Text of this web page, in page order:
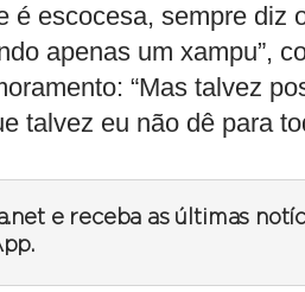
é escocesa, sempre diz
apenas um xampu”,
“Mas talvez
talvez eu não dê para
e receba as últimas